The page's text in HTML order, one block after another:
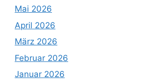
Mai 2026
April 2026
März 2026
Februar 2026
Januar 2026